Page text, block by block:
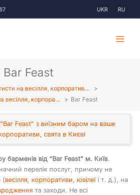
UKR RU
Bar Feast
на весілля, корпоратив…
весілля, корпора…
Bar Feast
барменів від “Bar Feast” м. Київ.
перелік послуг, причому не
(весілля, корпоративи, ювілеїі т. д.), на
та заходи. Не всі